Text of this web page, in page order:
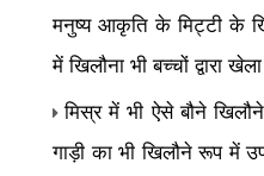
मनुष्य आकृति के मिट्टी के
में खिलौना भी बच्चों द्वारा
मिस्र में भी ऐसे बौने
गाड़ी का भी खिलौने रूप में